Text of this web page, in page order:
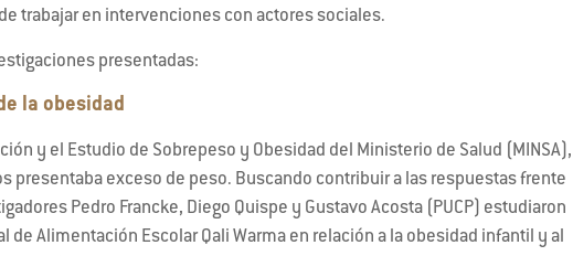
trabajar en intervenciones con actores sociales.
presentadas:
la obesidad
y el Estudio de Sobrepeso y Obesidad del Ministerio de Salud (MINSA),
presentaba exceso de peso. Buscando contribuir a las respuestas frente
Pedro Francke, Diego Quispe y Gustavo Acosta (PUCP) estudiaron
de Alimentación Escolar Qali Warma en relación a la obesidad infantil y al